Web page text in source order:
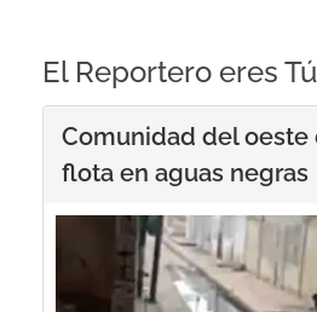
El Reportero eres Tú
Comunidad del oeste
flota en aguas negras